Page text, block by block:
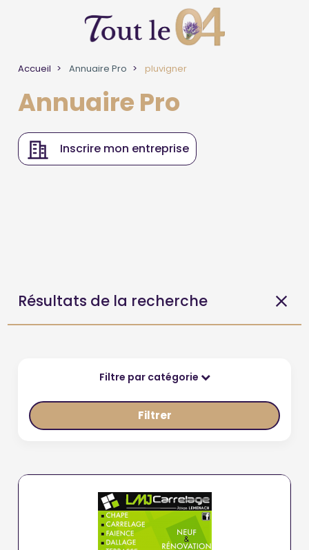
Accueil Annuaire Pro pluvigner
Annuaire Pro
Inscrire mon entreprise
Résultats de la recherche
Filtre par catégorie
Filtrer